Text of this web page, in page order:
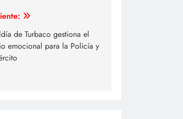
de Turbaco gestiona el
emocional para la Policía y